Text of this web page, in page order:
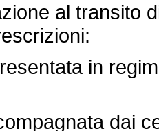
al transito
in
dai